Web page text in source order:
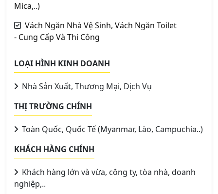
Mica,..)
Vách Ngăn Nhà Vệ Sinh, Vách Ngăn Toilet
- Cung Cấp Và Thi Công
LOẠI HÌNH KINH DOANH
Nhà Sản Xuất, Thương Mại, Dịch Vụ
THỊ TRƯỜNG CHÍNH
Toàn Quốc, Quốc Tế (Myanmar, Lào, Campuchia..)
KHÁCH HÀNG CHÍNH
Khách hàng lớn và vừa, công ty, tòa nhà, doanh
nghiệp,..